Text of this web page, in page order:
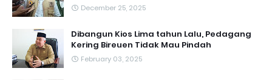
December 25, 2025
Dibangun Kios Lima tahun Lalu, Pedagang
Kering Bireuen Tidak Mau Pindah
February 03, 2025